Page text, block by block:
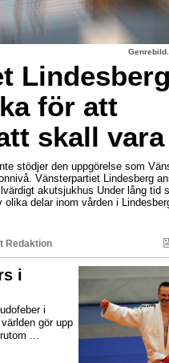
för att
skall
stödjer den uppgörelse som
Vänsterpartiet Lindesberg
akutsjukhus Under lång tid
olika delar inom vården i
Redaktion
i
i
gör upp
...